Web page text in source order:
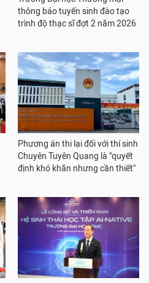
thông báo tuyển sinh đào tạo
trình độ thạc sĩ đợt 2 năm 2026
Phương án thi lại đối với thí sinh
Chuyên Tuyên Quang là "quyết
định khó khăn nhưng cần thiết"